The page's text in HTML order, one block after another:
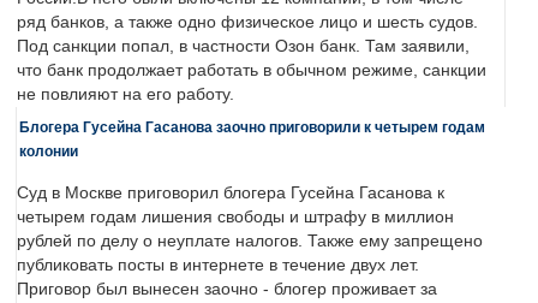
ряд банков, а также одно физическое лицо и шесть судов.
Под санкции попал, в частности Озон банк. Там заявили,
что банк продолжает работать в обычном режиме, санкции
не повлияют на его работу.
Блогера Гусейна Гасанова заочно приговорили к четырем годам
колонии
Суд в Москве приговорил блогера Гусейна Гасанова к
четырем годам лишения свободы и штрафу в миллион
рублей по делу о неуплате налогов. Также ему запрещено
публиковать посты в интернете в течение двух лет.
Приговор был вынесен заочно - блогер проживает за